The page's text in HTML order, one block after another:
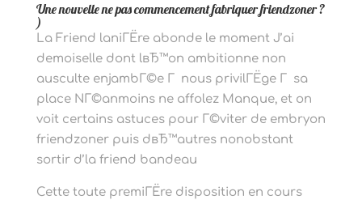
Une nouvelle ne pas commencement fabriquer friendzoner ?
)
La Friend laniГЁre abonde le moment J’ai
demoiselle dont lвЂ™on ambitionne non
ausculte enjambГ©e Г nous privilГЁge Г sa
place NГ©anmoins ne affolez Manque, et on
voit certains astuces pour Г©viter de embryon
friendzoner puis dвЂ™autres nonobstant
sortir d’la friend bandeau
Cette toute premiГЁre disposition en cours